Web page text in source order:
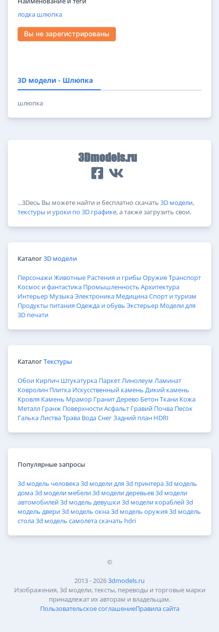
лодка шлюпка
Вы не зарегистрированы
3D модели - Шлюпка
шлюпка
3Dmodels.ru
...3Dесь Вы можете найти и бесплатно скачать 3D модели,
текстуры и уроки по 3D графике, а также загрузить свои.
Каталог3D модели
ПерсонажиЖивотные Растения и грибы ОружиеТранспорт
Космос и фантастика Промышленность Архитектура
Интерьер МузыкаЭлектроника МедицинаСпорт и туризм
Продукты питания Одежда и обувь Экстерьер Модели для
3D печати
КаталогТекстуры
Обои Кирпич Штукатурка ПаркетЛинолеум Ламинат
Ковролин Плитка Искусственный камень Дикий камень
Кровля Камень Мрамор ГранитДерево БетонТкани Кожа
Металл Гранж ПоверхностиАсфальт Гравий Почва Песок
ГалькаЛистваТрава ВодаСнегЗадний план HDRI
Популярные запросы
3d модель человека3d модели для 3d принтера3d модель
дома3d модели мебели3d модели деревьев3d модели
автомобилей3d модель девушки3d модели кораблей3d
модель двери3d модель окна3d модель оружия 3d модель
стола3d модель самолетаскачать hdri
©
2013 - 20263dmodels.ru
Изображения, 3d модели, тексты, переводы и торговые марки
принадлежат их авторам и владельцам.
Пользовательское соглашениеПравила сайта